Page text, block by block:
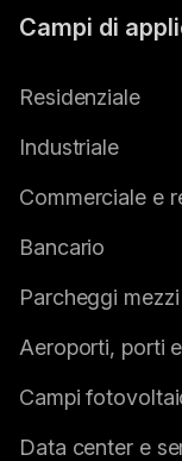
Campi di
Residenziale
Industriale
Commerciale e
Bancario
Parcheggi
Aeroporti, porti
Campi
Data center e